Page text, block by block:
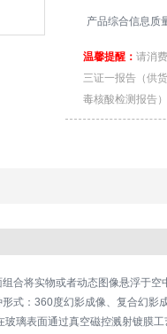
产品综合信息质
温馨提醒： 请消
三证一报告（供
毒核酸检测报告）
合将实物或者动态图像悬浮于空
式：360度幻影成像、复合幻影
璃表面通过真空磁控溅射镀膜